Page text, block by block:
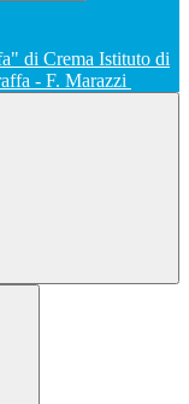
Istituto di
- F. Marazzi